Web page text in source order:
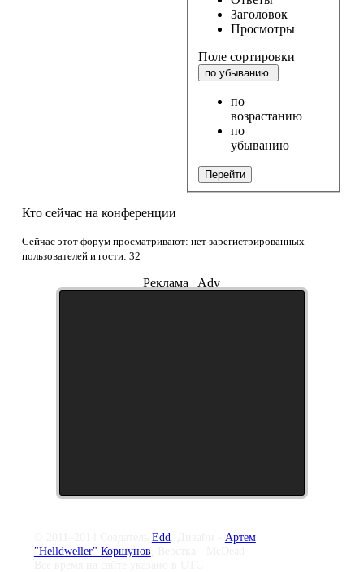
Заголовок
Просмотры
Поле сортировки
по убыванию
по
возрастанию
по
убыванию
Перейти
Кто сейчас на конференции
Сейчас этот форум просматривают: нет зарегистрированных
пользователей и гости: 32
Реклама | Adv
Edd, Дизайн - Артем
"Helldweller" Коршунов